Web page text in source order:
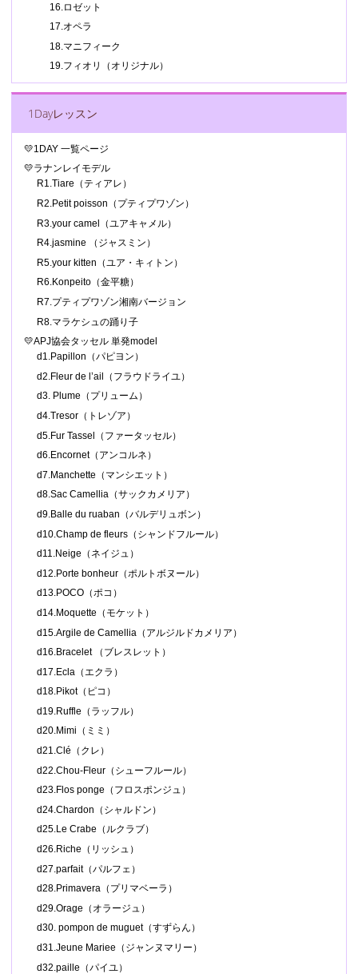
16.ロゼット
17.オペラ
18.マニフィーク
19.フィオリ（オリジナル）
1Dayレッスン
💛1DAY 一覧ページ
💛ラナンレイモデル
R1.Tiare（ティアレ）
R2.Petit poisson（プティプワゾン）
R3.your camel（ユアキャメル）
R4.jasmine （ジャスミン）
R5.your kitten（ユア・キィトン）
R6.Konpeito（金平糖）
R7.プティプワゾン湘南バージョン
R8.マラケシュの踊り子
💛APJ協会タッセル 単発model
d1.Papillon（パピヨン）
d2.Fleur de l’ail（フラウドライユ）
d3. Plume（プリューム）
d4.Tresor（トレゾア）
d5.Fur Tassel（ファータッセル）
d6.Encornet（アンコルネ）
d7.Manchette（マンシエット）
d8.Sac Camellia（サックカメリア）
d9.Balle du ruaban（バルデリュボン）
d10.Champ de fleurs（シャンドフルール）
d11.Neige（ネイジュ）
d12.Porte bonheur（ポルトボヌール）
d13.POCO（ポコ）
d14.Moquette（モケット）
d15.Argile de Camellia（アルジルドカメリア）
d16.Bracelet （ブレスレット）
d17.Ecla（エクラ）
d18.Pikot（ピコ）
d19.Ruffle（ラッフル）
d20.Mimi（ミミ）
d21.Clé（クレ）
d22.Chou-Fleur（シューフルール）
d23.Flos ponge（フロスポンジュ）
d24.Chardon（シャルドン）
d25.Le Crabe（ルクラブ）
d26.Riche（リッシュ）
d27.parfait（パルフェ）
d28.Primavera（プリマベーラ）
d29.Orage（オラージュ）
d30. pompon de muguet（すずらん）
d31.Jeune Mariee（ジャンヌマリー）
d32.paille（パイユ）